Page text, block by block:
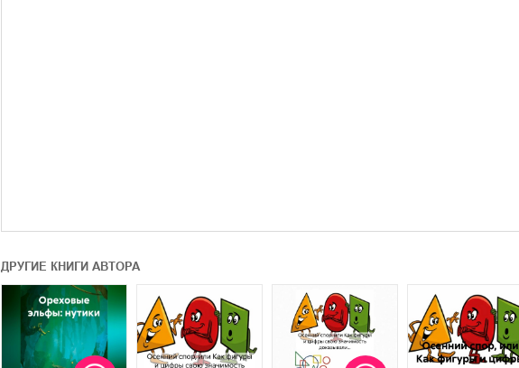
ДРУГИЕ КНИГИ АВТОРА